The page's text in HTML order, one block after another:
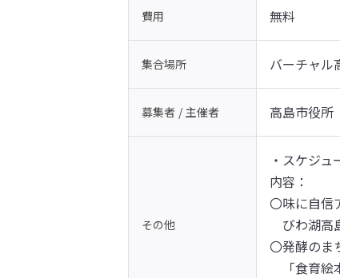
費用 無料
集合場所 バーチャル
募集者 / 主催者 高島市役所
その他
・スケジュ
内容：
〇味に自信
びわ湖高
〇発酵のま
「食育絵